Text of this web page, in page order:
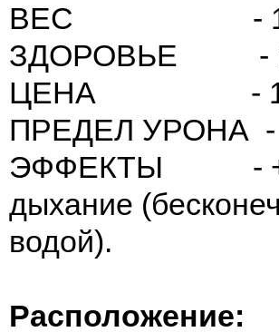
ВЕС - 1
ЗДОРОВЬЕ -
ЦЕНА - 10
ПРЕДЕЛ УРОНА -
ЭФФЕКТЫ - +2
дыхание
водой).
Расположение: